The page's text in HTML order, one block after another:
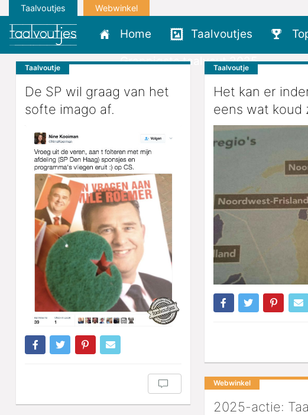
Taalvoutjes Webwinkel
Home Taalvoutjes
Grappigste taalvout 2025
Taalvoutje
De SP wil graag van het
softe imago af.
Taalvoutje
Het kan er
eens wat koud
Webwinkel
2025-actie: